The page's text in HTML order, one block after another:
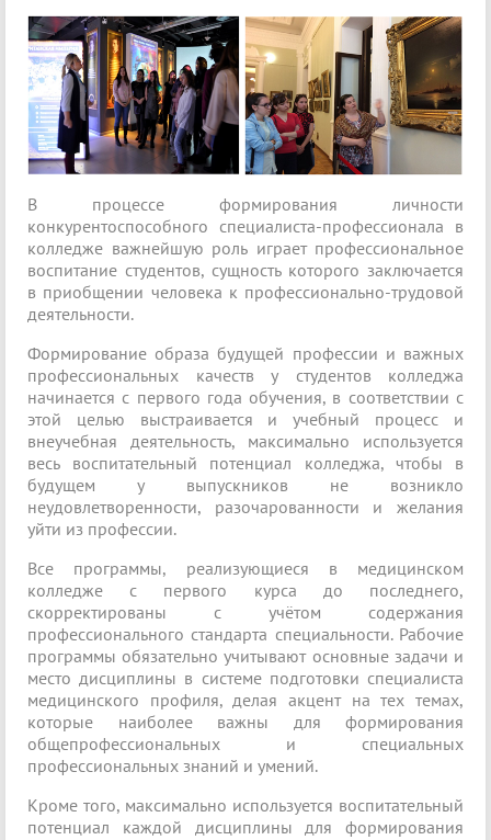
В процессе формирования личности
конкурентоспособного специалиста-профессионала в
колледже важнейшую роль играет профессиональное
воспитание студентов, сущность которого заключается
в приобщении человека к профессионально-трудовой
деятельности.
Формирование образа будущей профессии и важных
профессиональных качеств у студентов колледжа
начинается с первого года обучения, в соответствии с
этой целью выстраивается и учебный процесс и
внеучебная деятельность, максимально используется
весь воспитательный потенциал колледжа, чтобы в
будущем у выпускников не возникло
неудовлетворенности, разочарованности и желания
уйти из профессии.
Все программы, реализующиеся в медицинском
колледже с первого курса до последнего,
скорректированы с учётом содержания
профессионального стандарта специальности. Рабочие
программы обязательно учитывают основные задачи и
место дисциплины в системе подготовки специалиста
медицинского профиля, делая акцент на тех темах,
которые наиболее важны для формирования
общепрофессиональных и специальных
профессиональных знаний и умений.
Кроме того, максимально используется воспитательный
потенциал каждой дисциплины для формирования